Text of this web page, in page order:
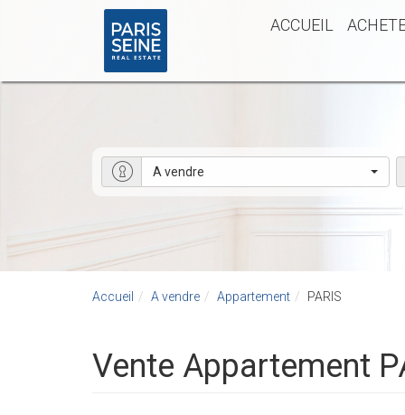
ACCUEIL
A vendre
Accueil A vendre Appartement PARIS
Vente Appartement